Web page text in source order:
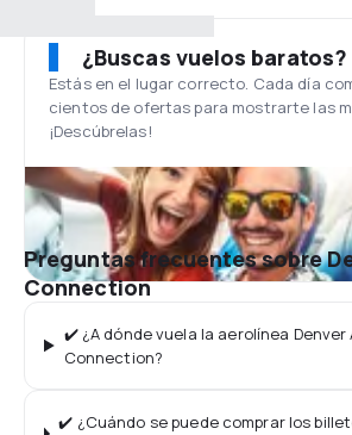
¿Buscas vuelos baratos?
Estás en el lugar correcto. Cada día
cientos de ofertas para mostrarte las
¡Descúbrelas!
Preguntas frecuentes sobre
Connection
✔️ ¿A dónde vuela la aerolínea Denver
Connection?
✔️ ¿Cuándo se puede comprar los